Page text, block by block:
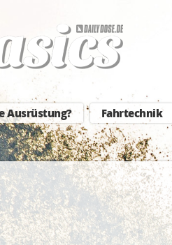
Ausrüstung? Fahrtechnik